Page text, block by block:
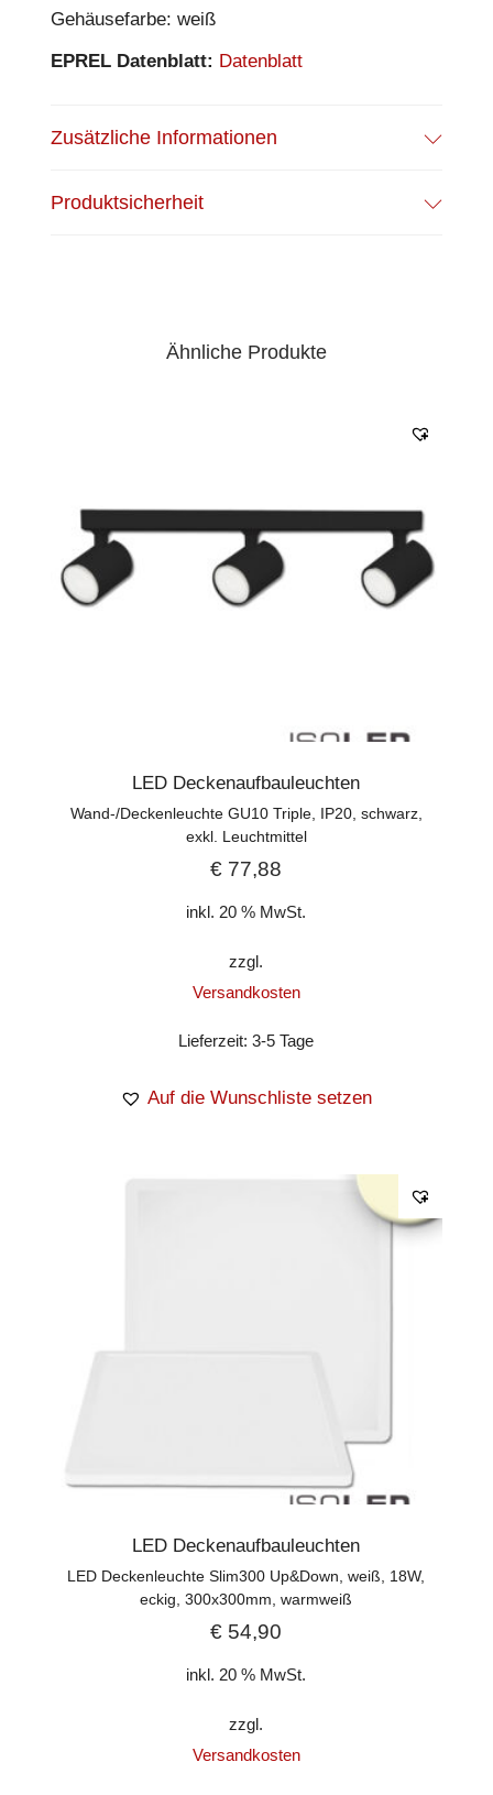
Gehäusefarbe: weiß
EPREL Datenblatt: Datenblatt
Zusätzliche Informationen
Produktsicherheit
Ähnliche Produkte
LED Deckenaufbauleuchten
Wand-/Deckenleuchte GU10 Triple, IP20, schwarz,
exkl. Leuchtmittel
€ 77,88
inkl. 20 % MwSt.
zzgl.
Versandkosten
Lieferzeit:3-5 Tage
Auf die Wunschliste setzen
LED Deckenaufbauleuchten
LED Deckenleuchte Slim300 Up&Down, weiß, 18W,
eckig, 300x300mm, warmweiß
€ 54,90
inkl. 20 % MwSt.
zzgl.
Versandkosten